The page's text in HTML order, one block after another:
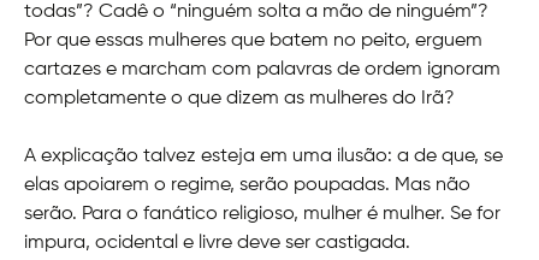
todas”? Cadê o “ninguém solta a mão de ninguém”?
Por que essas mulheres que batem no peito, erguem
cartazes e marcham com palavras de ordem ignoram
completamente o que dizem as mulheres do Irã?
A explicação talvez esteja em uma ilusão: a de que, se
elas apoiarem o regime, serão poupadas. Mas não
serão. Para o fanático religioso, mulher é mulher. Se for
impura, ocidental e livre deve ser castigada.